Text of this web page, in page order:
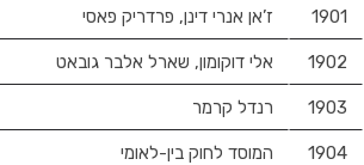
1901 ז’אן אנרי דינן, פרדריק פאסי
1902 אלי דוקומון, שארל אלבר גובאט
1903 רנדל קרמר
1904 המוסד לחוק בין-לאומי